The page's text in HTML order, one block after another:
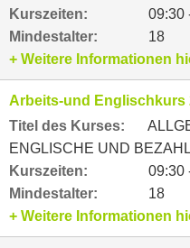
Kurszeiten:
09:30
Mindestalter:
18
+ Weitere Informationen
Arbeits-und Englischkurs
Titel des Kurses:
ENGLISCHE UND
Kurszeiten:
09:30
Mindestalter:
18
+ Weitere Informationen